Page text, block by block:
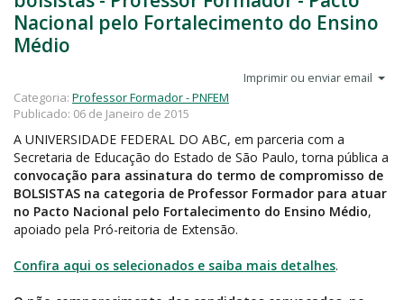
Nacional pelo Fortalecimento do Ensino
Médio
Imprimir ou enviar email
Categoria: Professor Formador - PNFEM
Publicado: 06 de Janeiro de 2015
A UNIVERSIDADE FEDERAL DO ABC, em parceria com a
Secretaria de Educação do Estado de São Paulo, torna pública a
convocação para assinatura do termo de compromisso de
BOLSISTAS na categoria de Professor Formador para atuar
no Pacto Nacional pelo Fortalecimento do Ensino Médio,
apoiado pela Pró-reitoria de Extensão.
Confira aqui os selecionados e saiba mais detalhes.